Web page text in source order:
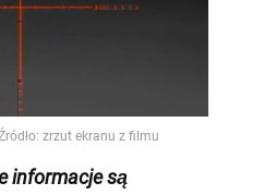
informacje są